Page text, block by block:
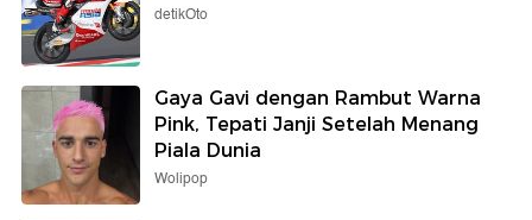
detikOto
Gaya Gavi dengan Rambut Warna
Pink, Tepati Janji Setelah Menang
Piala Dunia
Wolipop